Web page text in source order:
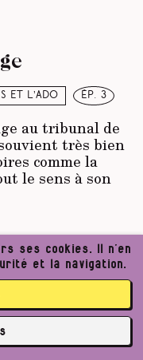
et l’ado ép. 3
au tribunal de
très bien
comme la
le sens à son
du combattant
arrive en
ses cookies. Il n’en
et la navigation.